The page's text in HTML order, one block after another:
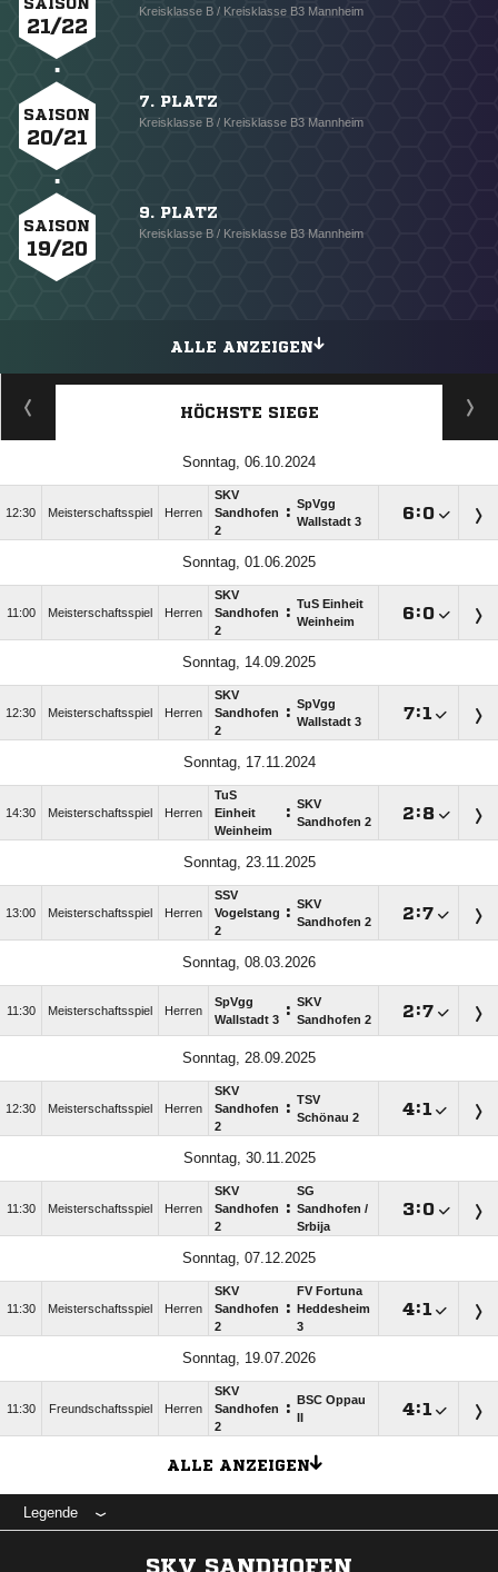
SAISON
21/22
Kreisklasse B / Kreisklasse B3 Mannheim
SAISON
20/21
7. PLATZ
Kreisklasse B / Kreisklasse B3 Mannheim
SAISON
19/20
9. PLATZ
Kreisklasse B / Kreisklasse B3 Mannheim
ALLE ANZEIGEN
HÖCHSTE SIEGE
Sonntag, 06.10.2024
12:30 Meisterschaftsspiel Herren
SKV
Sandhofen
2
: SpVgg
Wallstadt 3
:
Sonntag, 01.06.2025
11:00 Meisterschaftsspiel Herren
SKV
Sandhofen
2
: TuS Einheit
Weinheim
:
Sonntag, 14.09.2025
12:30 Meisterschaftsspiel Herren
SKV
Sandhofen
2
: SpVgg
Wallstadt 3
:
Sonntag, 17.11.2024
14:30 Meisterschaftsspiel Herren
TuS
Einheit
Weinheim
: SKV
Sandhofen 2
:
Sonntag, 23.11.2025
13:00 Meisterschaftsspiel Herren
SSV
Vogelstang
2
: SKV
Sandhofen 2
:
Sonntag, 08.03.2026
11:30 Meisterschaftsspiel Herren
SpVgg
Wallstadt 3 : SKV
Sandhofen 2
:
Sonntag, 28.09.2025
12:30 Meisterschaftsspiel Herren
SKV
Sandhofen
2
: TSV
Schönau 2
:
Sonntag, 30.11.2025
11:30 Meisterschaftsspiel Herren
SKV
Sandhofen
2
:
SG
Sandhofen /​
Srbija
:
Sonntag, 07.12.2025
11:30 Meisterschaftsspiel Herren
SKV
Sandhofen
2
:
FV Fortuna
Heddesheim
3
:
Sonntag, 19.07.2026
11:30 Freundschaftsspiel Herren
SKV
Sandhofen
2
:
BSC Oppau
:
ALLE ANZEIGEN
Legende